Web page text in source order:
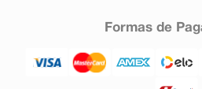
Formas de